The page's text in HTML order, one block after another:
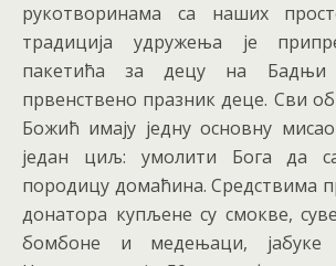
рукотворинама са наших
традиција удружења је
пакетића за децу на Бадњи
првенствено празник деце. Сви
Божић имају једну основну
један циљ: умолити Бога да
породицу домаћина. Средствима
донатора купљене су смокве,
бомбоне и медењаци, јабуке